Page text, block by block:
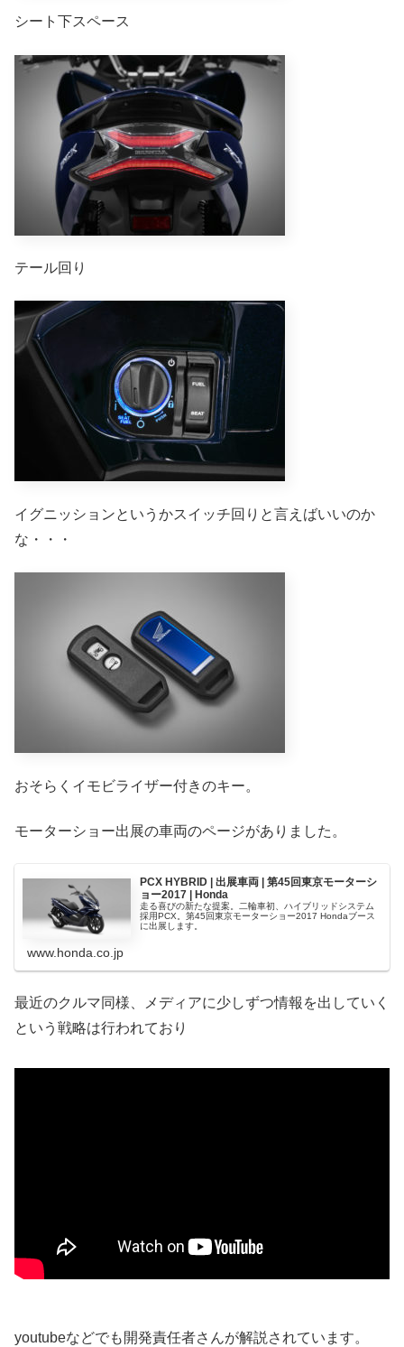
シート下スペース
テール回り
イグニッションというかスイッチ回りと言えばいいのか
な・・・
おそらくイモビライザー付きのキー。
モーターショー出展の車両のページがありました。
PCX HYBRID | 出展車両 | 第45回東京モーターシ
ョー2017 | Honda
走る喜びの新たな提案。二輪車初、ハイブリッドシステム
採用PCX。第45回東京モーターショー2017 Hondaブース
に出展します。
www.honda.co.jp
最近のクルマ同様、メディアに少しずつ情報を出していく
という戦略は行われており
youtubeなどでも開発責任者さんが解説されています。